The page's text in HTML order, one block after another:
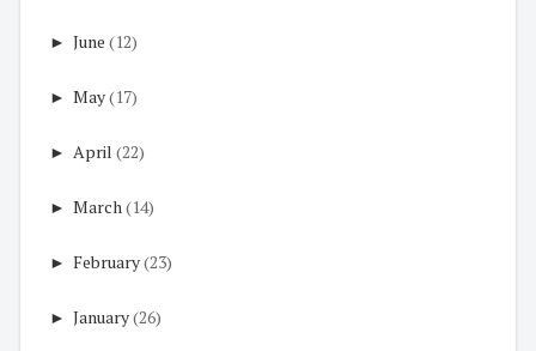
► June (12)
► May(17)
► April (22)
► March(14)
► February(23)
► January(26)